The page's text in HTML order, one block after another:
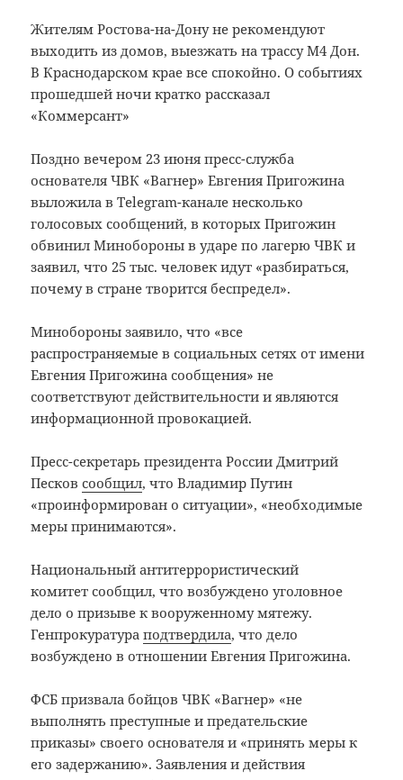
Жителям Ростова-на-Дону не рекомендуют
выходить из домов, выезжать на трассу М4 Дон.
В Краснодарском крае все спокойно. О событиях
прошедшей ночи кратко рассказал
«Коммерсант»
Поздно вечером 23 июня пресс-служба
основателя ЧВК «Вагнер» Евгения Пригожина
выложила в Telegram-канале несколько
голосовых сообщений, в которых Пригожин
обвинил Минобороны в ударе по лагерю ЧВК и
заявил, что 25 тыс. человек идут «разбираться,
почему в стране творится беспредел».
Минобороны заявило, что «все
распространяемые в социальных сетях от имени
Евгения Пригожина сообщения» не
соответствуют действительности и являются
информационной провокацией.
Пресс-секретарь президента России Дмитрий
Песковсообщил, что Владимир Путин
«проинформирован о ситуации», «необходимые
меры принимаются».
Национальный антитеррористический
комитет сообщил, что возбуждено уголовное
дело о призыве к вооруженному мятежу.
Генпрокуратураподтвердила, что дело
возбуждено в отношении Евгения Пригожина.
ФСБ призвала бойцов ЧВК «Вагнер» «не
выполнять преступные и предательские
приказы» своего основателя и «принять меры к
его задержанию». Заявления и действия